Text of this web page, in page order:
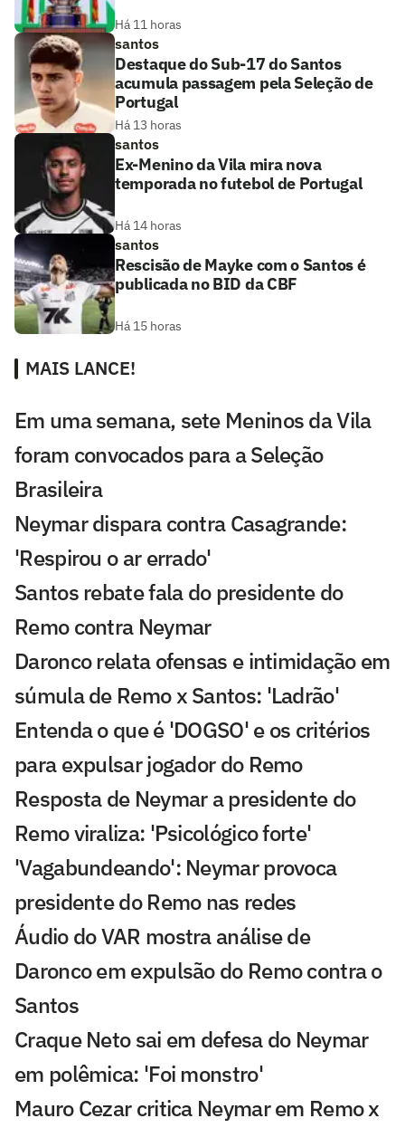
Há 11 horas
santos
Destaque do Sub-17 do Santos
acumula passagem pela Seleção de
Portugal
Há 13 horas
santos
Ex-Menino da Vila mira nova
temporada no futebol de Portugal
Há 14 horas
santos
Rescisão de Mayke com o Santos é
publicada no BID da CBF
Há 15 horas
MAIS LANCE!
Em uma semana, sete Meninos da Vila
foram convocados para a Seleção
Brasileira
Neymar dispara contra Casagrande:
'Respirou o ar errado'
Santos rebate fala do presidente do
Remo contra Neymar
Daronco relata ofensas e intimidação em
súmula de Remo x Santos: 'Ladrão'
Entenda o que é 'DOGSO' e os critérios
para expulsar jogador do Remo
Resposta de Neymar a presidente do
Remo viraliza: 'Psicológico forte'
'Vagabundeando': Neymar provoca
presidente do Remo nas redes
Áudio do VAR mostra análise de
Daronco em expulsão do Remo contra o
Santos
Craque Neto sai em defesa do Neymar
em polêmica: 'Foi monstro'
Mauro Cezar critica Neymar em Remo x